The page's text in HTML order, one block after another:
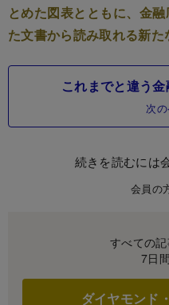
とめた図表とともに、金
た文書から読み取れる新た
これまでと違う
次
続きを読むには
会員の
すべての記
7日
ダイヤモンド